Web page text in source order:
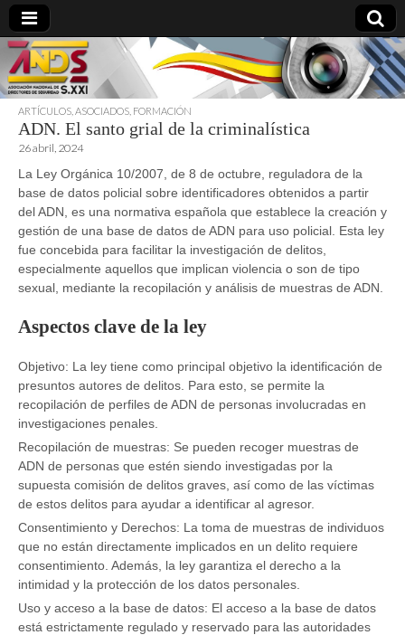
directoresdeseguridad.es
ARTÍCULOS ASOCIADOS FORMACIÓN
ADN. El santo grial de la criminalística
26 abril, 2024
La Ley Orgánica 10/2007, de 8 de octubre, reguladora de la
base de datos policial sobre identificadores obtenidos a partir
del ADN, es una normativa española que establece la creación y
gestión de una base de datos de ADN para uso policial. Esta ley
fue concebida para facilitar la investigación de delitos,
especialmente aquellos que implican violencia o son de tipo
sexual, mediante la recopilación y análisis de muestras de ADN.
Aspectos clave de la ley
Objetivo: La ley tiene como principal objetivo la identificación de
presuntos autores de delitos. Para esto, se permite la
recopilación de perfiles de ADN de personas involucradas en
investigaciones penales.
Recopilación de muestras: Se pueden recoger muestras de
ADN de personas que estén siendo investigadas por la
supuesta comisión de delitos graves, así como de las víctimas
de estos delitos para ayudar a identificar al agresor.
Consentimiento y Derechos: La toma de muestras de individuos
que no están directamente implicados en un delito requiere
consentimiento. Además, la ley garantiza el derecho a la
intimidad y la protección de los datos personales.
Uso y acceso a la base de datos: El acceso a la base de datos
está estrictamente regulado y reservado para las autoridades